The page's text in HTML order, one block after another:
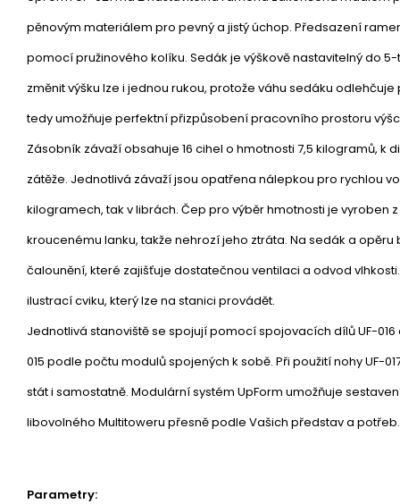
pěnovým materiálem pro pevný a jistý úchop. Předsazení
pomocí pružinového kolíku. Sedák je výškově nastavitelný do
změnit výšku lze i jednou rukou, protože váhu sedáku
tedy umožňuje perfektní přizpůsobení pracovního prostoru
Zásobník závaží obsahuje 16 cihel o hmotnosti 7,5 kilogramů, k
zátěže. Jednotlivá závaží jsou opatřena nálepkou pro rychlou
kilogramech, tak v librách. Čep pro výběr hmotnosti je vyroben
kroucenému lanku, takže nehrozí jeho ztráta. Na sedák a
čalounění, které zajišťuje dostatečnou ventilaci a odvod
ilustrací cviku, který lze na stanici provádět.
Jednotlivá stanoviště se spojují pomocí spojovacích dílů UF-016
015 podle počtu modulů spojených k sobě. Při použití nohy UF-
stát i samostatně. Modulární systém UpForm umožňuje
libovolného Multitoweru přesně podle Vašich představ a potřeb.
Parametry: